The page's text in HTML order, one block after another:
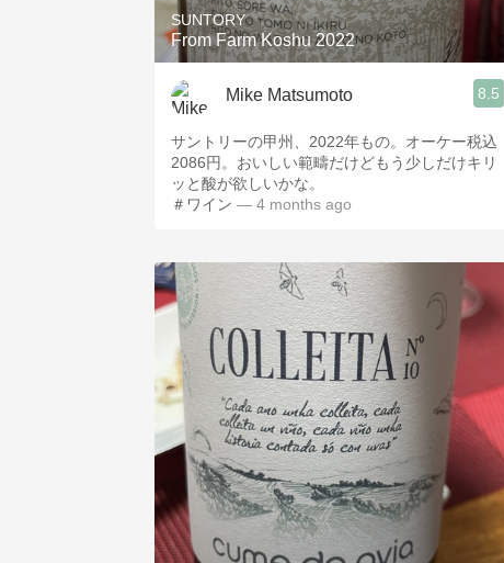
SUNTORY
From Farm Koshu 2022
Mike Matsumoto 8.5
サントリーの甲州、2022年もの。オーケー税込
2086円。おいしい範疇だけどもう少しだけキリ
ッと酸が欲しいかな。
＃ワイン — 4 months ago